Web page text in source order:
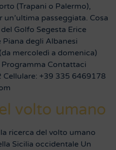
(Trapani o Palermo),
passeggiata. Cosa
Golfo Segesta Erice
degli Albanesi
mercoledì a domenica)
Contattaci
+39 335 6469178
volto umano
ricerca del volto umano
Sicilia occidentale Un